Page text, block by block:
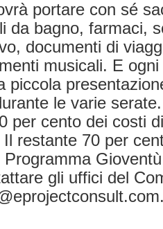
portare con sé
da bagno, farmaci,
documenti di
musicali. E
piccola
le varie
per cento dei costi
restante 70 per
gli uffici del